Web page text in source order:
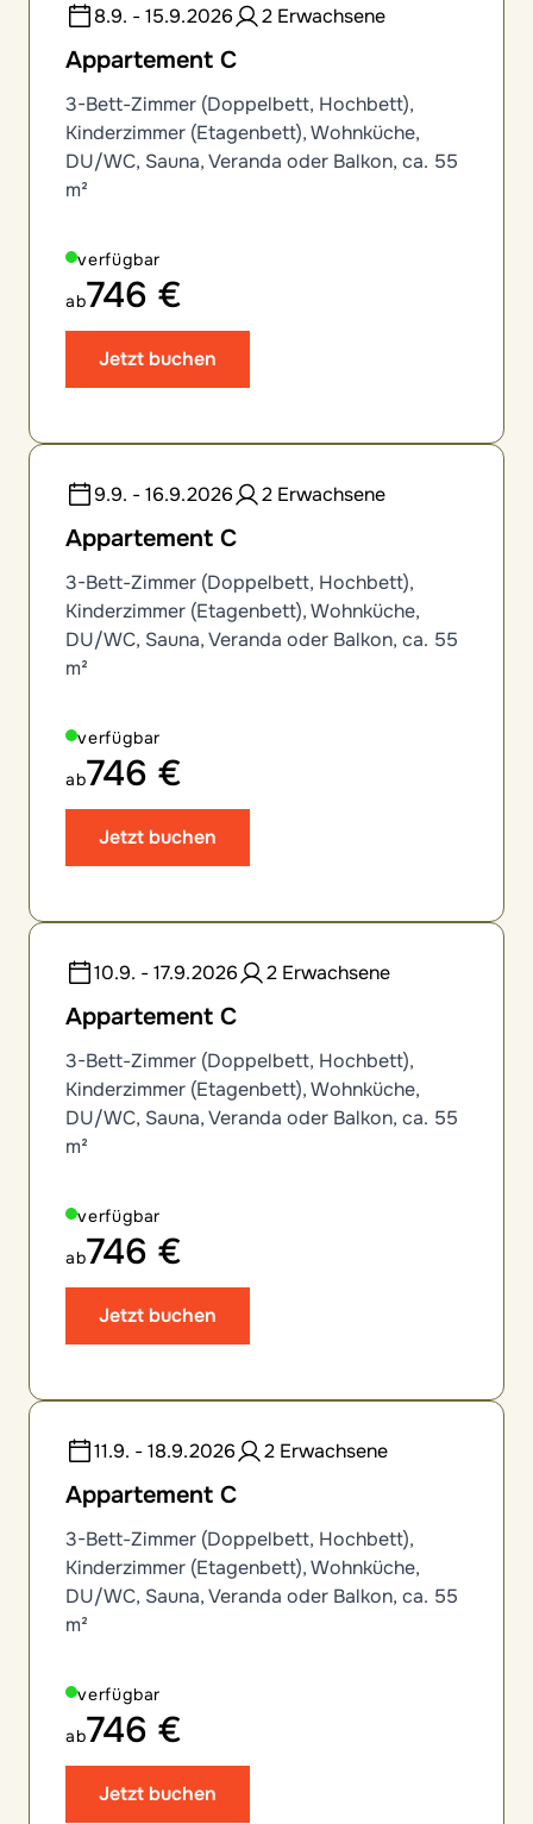
8.9. - 15.9.2026 2 Erwachsene
Appartement C
3-Bett-Zimmer (Doppelbett, Hochbett),
Kinderzimmer (Etagenbett), Wohnküche,
DU/WC, Sauna, Veranda oder Balkon, ca. 55
m²
verfügbar
ab746 €
Jetzt buchen
9.9. - 16.9.2026 2 Erwachsene
Appartement C
3-Bett-Zimmer (Doppelbett, Hochbett),
Kinderzimmer (Etagenbett), Wohnküche,
DU/WC, Sauna, Veranda oder Balkon, ca. 55
m²
verfügbar
ab746 €
Jetzt buchen
10.9. - 17.9.2026 2 Erwachsene
Appartement C
3-Bett-Zimmer (Doppelbett, Hochbett),
Kinderzimmer (Etagenbett), Wohnküche,
DU/WC, Sauna, Veranda oder Balkon, ca. 55
m²
verfügbar
ab746 €
Jetzt buchen
11.9. - 18.9.2026 2 Erwachsene
Appartement C
3-Bett-Zimmer (Doppelbett, Hochbett),
Kinderzimmer (Etagenbett), Wohnküche,
DU/WC, Sauna, Veranda oder Balkon, ca. 55
m²
verfügbar
ab746 €
Jetzt buchen